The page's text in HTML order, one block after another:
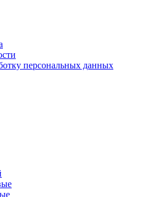
персональных данных